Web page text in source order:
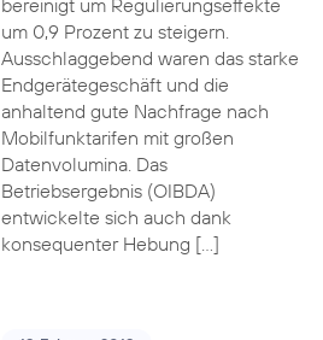
bereinigt um Regulierungseffekte
um 0,9 Prozent zu steigern.
Ausschlaggebend waren das starke
Endgerätegeschäft und die
anhaltend gute Nachfrage nach
Mobilfunktarifen mit großen
Datenvolumina. Das
Betriebsergebnis (OIBDA)
entwickelte sich auch dank
konsequenter Hebung […]